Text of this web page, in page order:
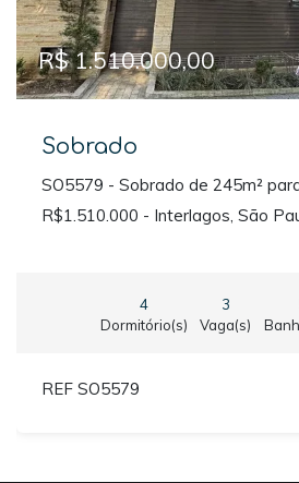
R$ 1.510.000,00
Sobrado
SO5579 - Sobrado de 245m²
R$1.510.000 - Interlagos, São
4
Dormitório(s)
3
Vaga(s)
REF SO5579